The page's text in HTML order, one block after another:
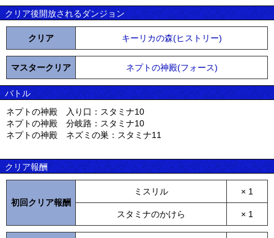
クリア後開放されるダンジョン
クリア キーリカの森(ヒストリー)
マスタークリア ネプトの神殿(フォース)
バトル
ネプトの神殿 入り口：スタミナ10
ネプトの神殿 分岐路：スタミナ10
ネプトの神殿 ネズミの巣：スタミナ11
クリア報酬
初回クリア報酬
ミスリル × 1
スタミナのかけら × 1